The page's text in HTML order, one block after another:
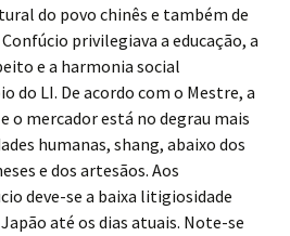
do povo chinês e também de
privilegiava a educação, a
e a harmonia social
do LI. De acordo com o Mestre, a
o mercador está no degrau mais
humanas, shang, abaixo dos
e dos artesãos. Aos
deve-se a baixa litigiosidade
até os dias atuais. Note-se